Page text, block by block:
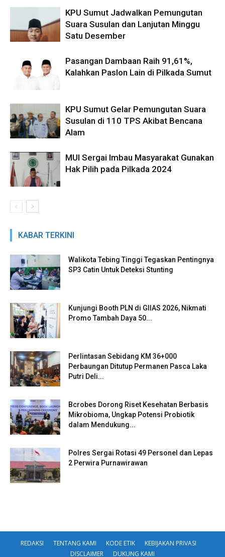
KPU Sumut Jadwalkan Pemungutan
Suara Susulan dan Lanjutan Minggu
Satu Desember
Pasangan Dambaan Raih 91,61%,
Kalahkan Paslon Lain di Pilkada Sumut
KPU Sumut Gelar Pemungutan Suara
Susulan di 110 TPS Akibat Bencana
Alam
MUI Sergai Imbau Masyarakat Gunakan
Hak Pilih pada Pilkada 2024
KABAR TERKINI
Walikota Tebing Tinggi Tegaskan Pentingnya
SP3 Catin Untuk Deteksi Stunting
Kunjungi Booth PLN di GIIAS 2026, Nikmati
Promo Tambah Daya 50...
Perlintasan Sebidang KM 36+000
Perbaungan Ditutup Permanen Pasca Laka
Putri Deli...
Bcrobes Dorong Riset Kesehatan Berbasis
Mikrobioma, Ungkap Potensi Probiotik
dalam Mendukung...
Polres Sergai Rotasi 49 Personel dan Lepas
2 Perwira Purnawirawan
REDAKSI TENTANG KAMI KODE ETIK
KEBIJAKAN PRIVASI
DISCLAIMER
DUKUNG KAMI